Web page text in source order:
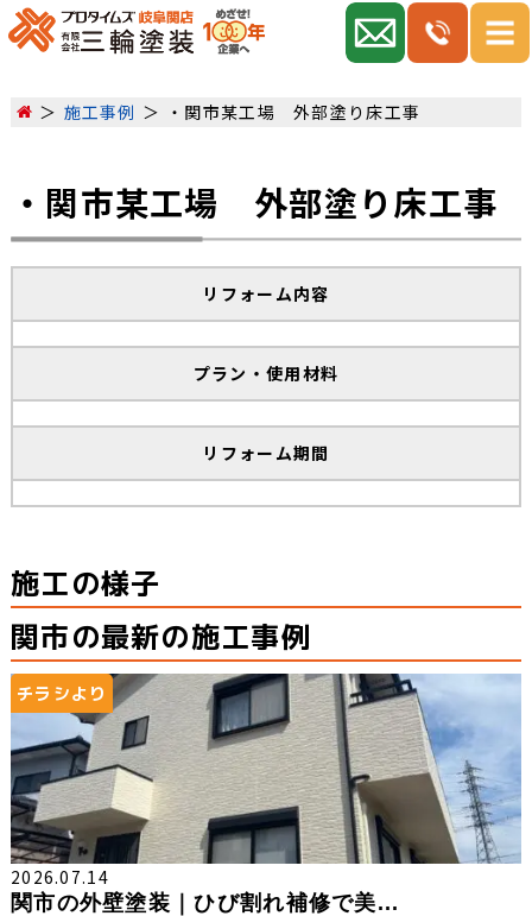
施工事例 ・関市某工場 外部塗り床工事
・関市某工場 外部塗り床工事
リフォーム内容
プラン・使用材料
リフォーム期間
施工の様子
関市の最新の施工事例
チラシより
2026.07.14
関市の外壁塗装｜ひび割れ補修で美...